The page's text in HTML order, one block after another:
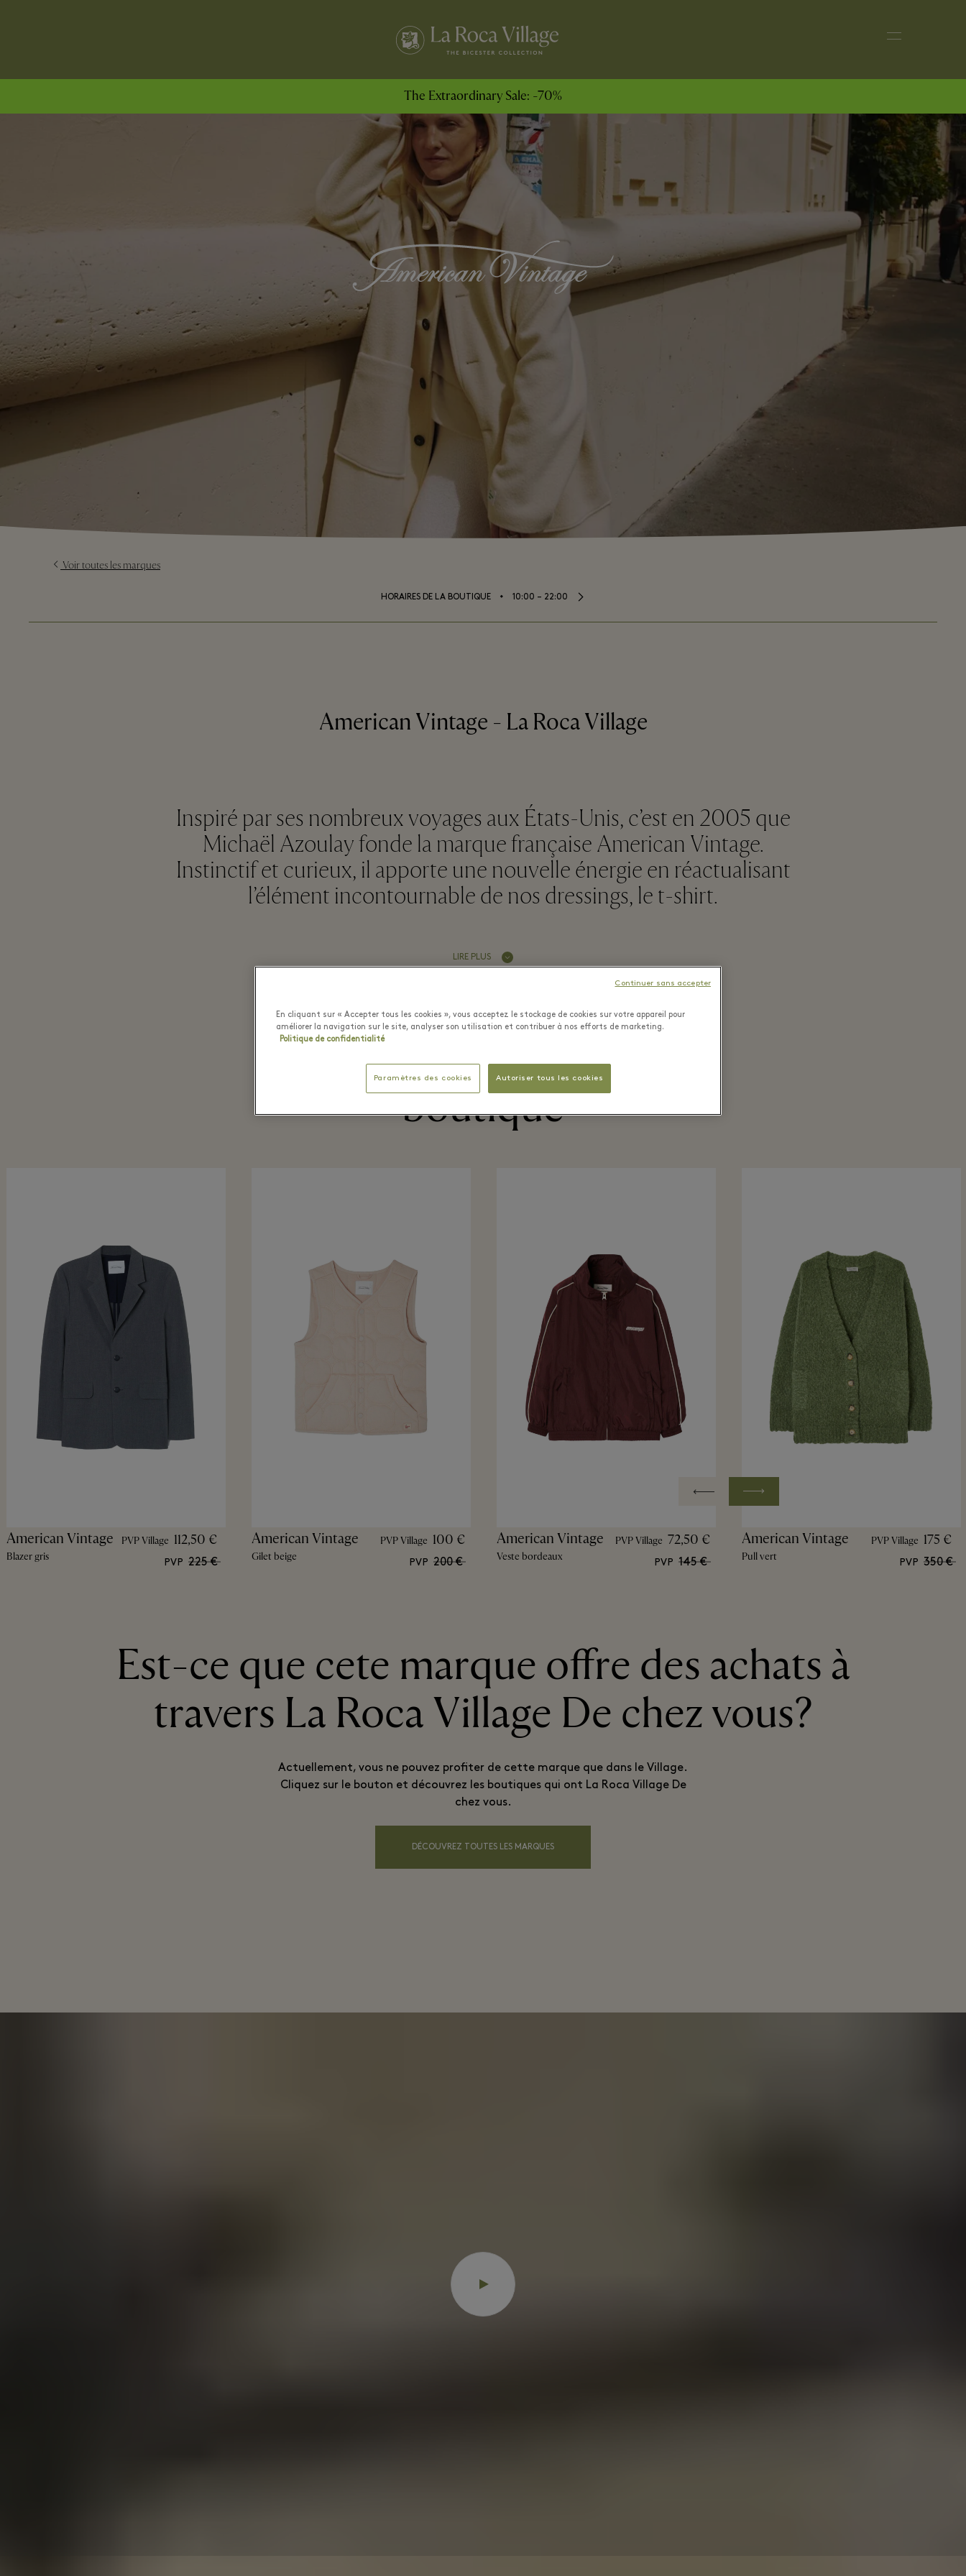
The Extraordinary Sale: -70%
Voir toutes les marques
HORAIRES DE LA BOUTIQUE ⬩ 10:00 – 22:00
American Vintage - La Roca Village
Inspiré par ses nombreux voyages aux États-Unis, c’est en 2005 que
Michaël Azoulay fonde la marque française American Vintage.
Instinctif et curieux, il apporte une nouvelle énergie en réactualisant
l’élément incontournable de nos dressings, le t-shirt.
LIRE PLUS
Récemment vu dans la
boutique
American Vintage
Blazer gris
PVP Village 112,50 €
PVP 225 €
American Vintage
Gilet beige
PVP Village 100 €
PVP 200 €
American Vintage
Veste bordeaux
PVP Village 72,50 €
PVP 145 €
American Vintage
Pull vert
PVP Village 175 €
PVP 350 €
Est-ce que cete marque offre des achats à
travers La Roca Village De chez vous?
Actuellement, vous ne pouvez profiter de cette marque que dans le Village.
Cliquez sur le bouton et découvrez les boutiques qui ont La Roca Village De
chez vous.
DÉCOUVREZ TOUTES LES MARQUES
En cliquant sur « Accepter tous les cookies », vous acceptez le stockage de cookies sur votre appareil pour
améliorer la navigation sur le site, analyser son utilisation et contribuer à nos efforts de marketing.
Politique de confidentialité
Paramètres des cookies Autoriser tous les cookies
Continuer sans accepter